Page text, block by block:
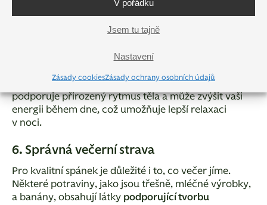
V pořádku
Jsem tu tajně
Nastavení
Zásady cookiesZásady ochrany osobních údajů
stabilizovat spánkový rytmus
alespoň tři až čtyři hodiny před spánkem, aby tělo
Ranní nebo odpolední cvičeníje optimální, protože
podporuje přirozený rytmus těla a může zvýšit vaši
energii během dne, což umožňuje lepší relaxaci
v noci.
6. Správná večerní strava
Pro kvalitní spánek je důležité i to, co večer jíme.
Některé potraviny, jako jsou třešně, mléčné výrobky,
a banány, obsahují látky podporující tvorbu